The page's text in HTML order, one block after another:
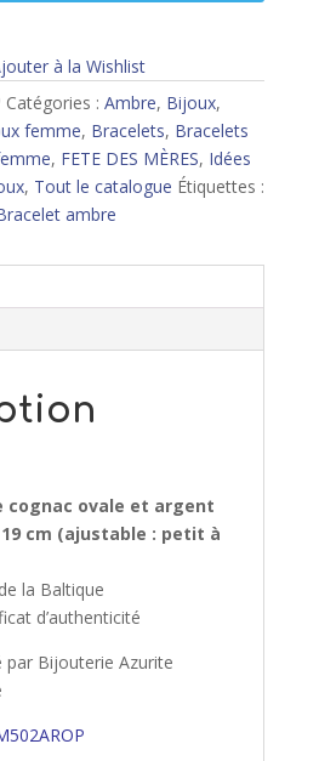
à la Wishlist
Catégories : Ambre, Bijoux,
femme, Bracelets, Bracelets
, FETE DES MÈRES, Idées
, Tout le catalogue Étiquettes :
ambre
cognac ovale et argent
19 cm (ajustable : petit à
la Baltique
d’authenticité
par Bijouterie Azurite